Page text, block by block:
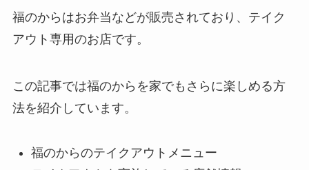
福のからはお弁当などが販売されており、テイク
アウト専用のお店です。
この記事では福のからを家でもさらに楽しめる方
法を紹介しています。
福のからのテイクアウトメニュー